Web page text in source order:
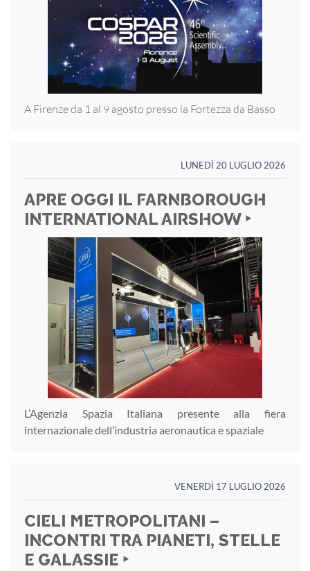
A Firenze da 1 al 9 agosto presso la Fortezza da Basso
LUNEDÌ 20 LUGLIO 2026
APRE OGGI IL FARNBOROUGH
INTERNATIONAL AIRSHOW ‣
L’Agenzia Spazia Italiana presente alla fiera
internazionale dell’industria aeronautica e spaziale
VENERDÌ 17 LUGLIO 2026
CIELI METROPOLITANI –
INCONTRI TRA PIANETI, STELLE
E GALASSIE ‣